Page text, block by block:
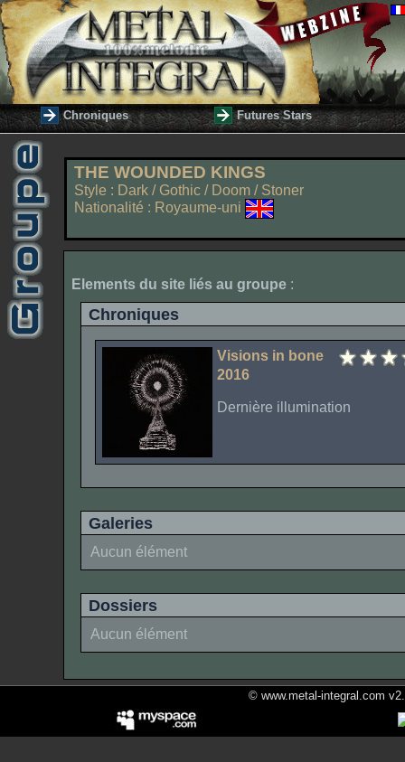
Chroniques Futures Stars
THE WOUNDED KINGS
Style : Dark / Gothic / Doom / Stoner
Nationalité : Royaume-uni
Elements du site liés au groupe :
Chroniques
Visions in bone
2016
Dernière illumination
Galeries
Aucun élément
Dossiers
Aucun élément
© www.metal-integral.com